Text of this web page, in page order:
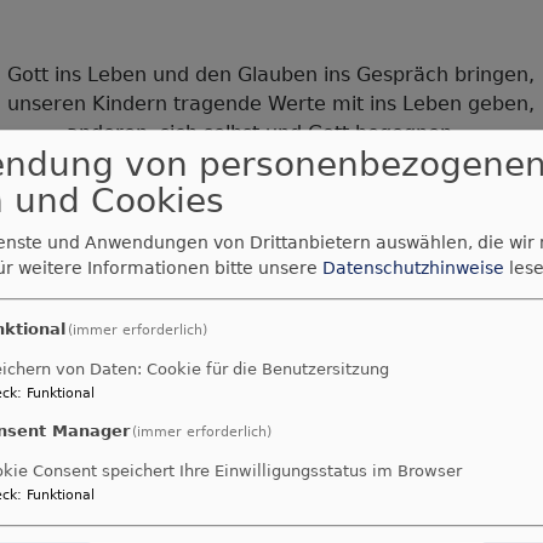
Gott ins Leben und den Glauben ins Gespräch bringen,
unseren Kindern tragende Werte mit ins Leben geben,
anderen, sich selbst und Gott begegnen ...
lädt unser vielfältiges Angebot für Jung und Alt ein.
von personenbezogenen
und Cookies
und Anwendungen von Drittanbietern auswählen, die wir
weitere Informationen bitte unsere Datenschutzhinweise
(immer erforderlich)
von Daten: Cookie für die Benutzersitzung
: Funktional
Manager (immer erforderlich)
Consent speichert Ihre Einwilligungsstatus im Browser
: Funktional